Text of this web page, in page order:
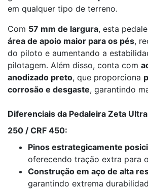
em qualquer tipo de terreno.
Com 57 mm de largura, esta
área de apoio maior para os pés,
do piloto e aumentando a
pilotagem. Além disso, conta com
anodizado preto, que proporciona
corrosão e desgaste, garantindo
Diferenciais da Pedaleira Zeta
250 / CRF 450:
Pinos estrategicamente
oferecendo tração extra para
Construção em aço de alta
garantindo extrema